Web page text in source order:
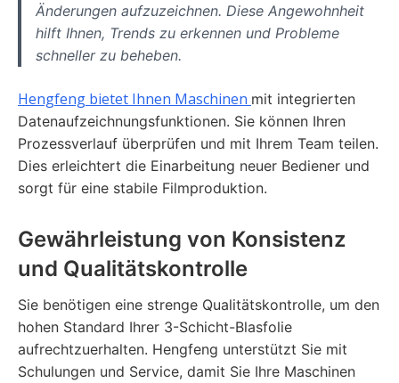
Änderungen aufzuzeichnen. Diese Angewohnheit
hilft Ihnen, Trends zu erkennen und Probleme
schneller zu beheben.
Hengfeng bietet Ihnen Maschinen mit integrierten
Datenaufzeichnungsfunktionen. Sie können Ihren
Prozessverlauf überprüfen und mit Ihrem Team teilen.
Dies erleichtert die Einarbeitung neuer Bediener und
sorgt für eine stabile Filmproduktion.
Gewährleistung von Konsistenz
und Qualitätskontrolle
Sie benötigen eine strenge Qualitätskontrolle, um den
hohen Standard Ihrer 3-Schicht-Blasfolie
aufrechtzuerhalten. Hengfeng unterstützt Sie mit
Schulungen und Service, damit Sie Ihre Maschinen